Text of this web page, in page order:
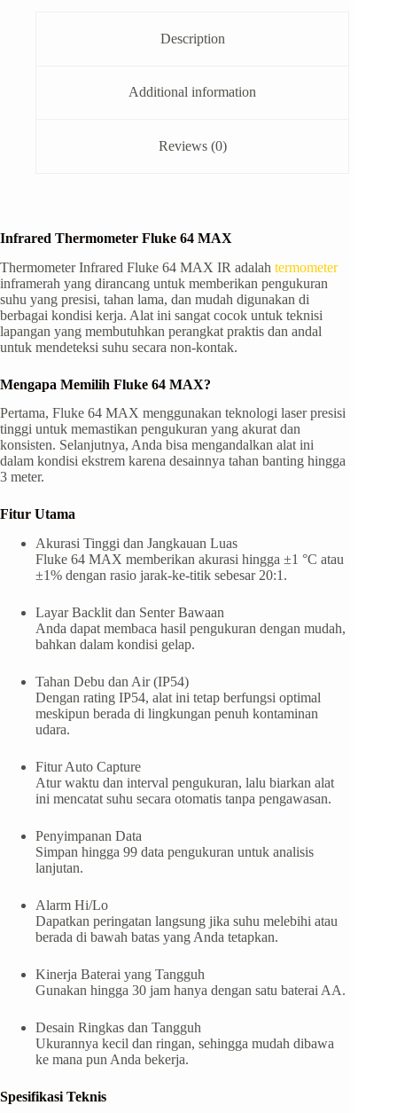
Description
Additional information
Reviews (0)
Infrared Thermometer Fluke 64 MAX
Thermometer Infrared Fluke 64 MAX IR adalah termometer
inframerah yang dirancang untuk memberikan pengukuran
suhu yang presisi, tahan lama, dan mudah digunakan di
berbagai kondisi kerja. Alat ini sangat cocok untuk teknisi
lapangan yang membutuhkan perangkat praktis dan andal
untuk mendeteksi suhu secara non-kontak.
Mengapa Memilih Fluke 64 MAX?
Pertama, Fluke 64 MAX menggunakan teknologi laser presisi
tinggi untuk memastikan pengukuran yang akurat dan
konsisten. Selanjutnya, Anda bisa mengandalkan alat ini
dalam kondisi ekstrem karena desainnya tahan banting hingga
3 meter.
Fitur Utama
Akurasi Tinggi dan Jangkauan Luas
Fluke 64 MAX memberikan akurasi hingga ±1 °C atau
±1% dengan rasio jarak-ke-titik sebesar 20:1.
Layar Backlit dan Senter Bawaan
Anda dapat membaca hasil pengukuran dengan mudah,
bahkan dalam kondisi gelap.
Tahan Debu dan Air (IP54)
Dengan rating IP54, alat ini tetap berfungsi optimal
meskipun berada di lingkungan penuh kontaminan
udara.
Fitur Auto Capture
Atur waktu dan interval pengukuran, lalu biarkan alat
ini mencatat suhu secara otomatis tanpa pengawasan.
Penyimpanan Data
Simpan hingga 99 data pengukuran untuk analisis
lanjutan.
Alarm Hi/Lo
Dapatkan peringatan langsung jika suhu melebihi atau
berada di bawah batas yang Anda tetapkan.
Kinerja Baterai yang Tangguh
Gunakan hingga 30 jam hanya dengan satu baterai AA.
Desain Ringkas dan Tangguh
Ukurannya kecil dan ringan, sehingga mudah dibawa
ke mana pun Anda bekerja.
Spesifikasi Teknis